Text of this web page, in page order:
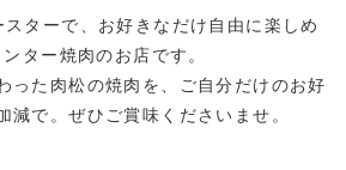
ターで、お好きなだけ自由に楽しめ
ター焼肉のお店です。
った肉松の焼肉を、ご自分だけのお好
減で。ぜひご賞味くださいませ。